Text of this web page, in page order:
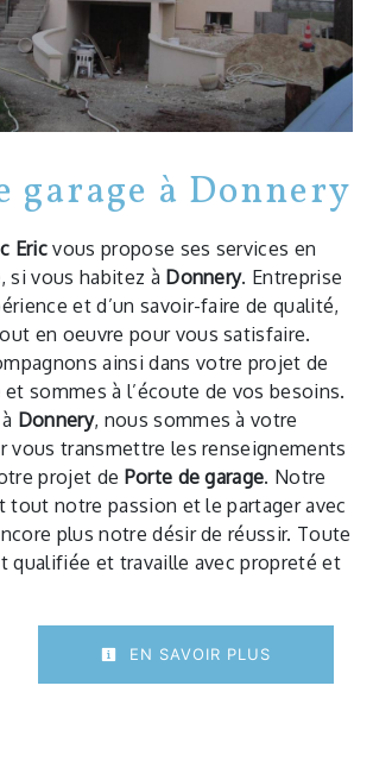
garage à Donnery
Ericvous propose ses services en
, si vous habitez à Donnery. Entreprise
et d’un savoir-faire de qualité,
en oeuvre pour vous satisfaire.
ainsi dans votre projet de
et sommes à l’écoute de vos besoins.
Donnery, nous sommes à votre
vous transmettre les renseignements
projet de Porte de garage. Notre
tout notre passion et le partager avec
plus notre désir de réussir. Toute
qualifiée et travaille avec propreté et
EN SAVOIR PLUS